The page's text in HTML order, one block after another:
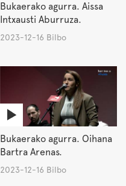
Bukaerako agurra. Aissa
Intxausti Aburruza.
2023-12-16 Bilbo
Bukaerako agurra. Oihana
Bartra Arenas.
2023-12-16 Bilbo